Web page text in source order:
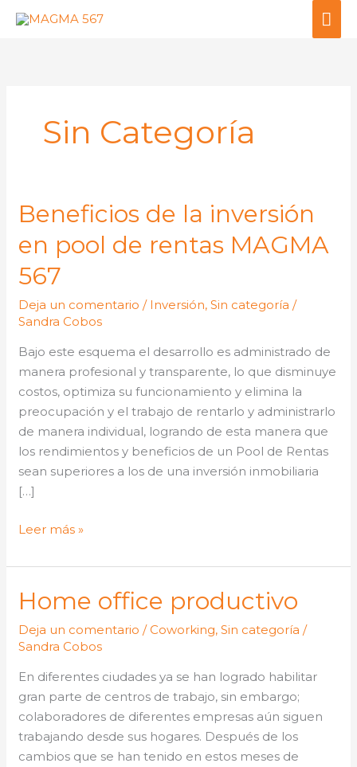
Sin Categoría
Beneficios de la inversión
en pool de rentas MAGMA
567
Deja un comentario / Inversión,Sin categoría /
Sandra Cobos
Bajo este esquema el desarrollo es administrado de
manera profesional y transparente, lo que disminuye
costos, optimiza su funcionamiento y elimina la
preocupación y el trabajo de rentarlo y administrarlo
de manera individual, logrando de esta manera que
los rendimientos y beneficios de un Pool de Rentas
sean superiores a los de una inversión inmobiliaria
[…]
Beneficios
la
inversión
en
pool
de
rentas
MAGMA
567
Leer más »
Home office productivo
Deja un comentario / Coworking,Sin categoría /
Sandra Cobos
En diferentes ciudades ya se han logrado habilitar
gran parte de centros de trabajo, sin embargo;
colaboradores de diferentes empresas aún siguen
trabajando desde sus hogares. Después de los
cambios que se han tenido en estos meses de
Home
office
productivo